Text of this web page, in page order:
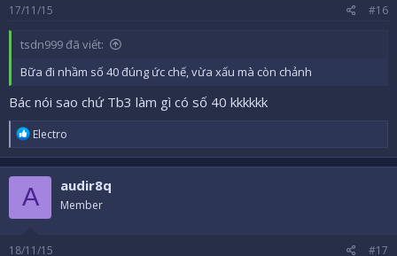
17/11/15 #16
tsdn999 đã viết:
Bữa đi nhầm số 40 đúng ức chế, vừa xấu mà còn chảnh
Bác nói sao chứ Tb3 làm gì có số 40 kkkkkk
R
e
a
c
t
i
o
s
Electro
A audir8q
Member
18/11/15 #17